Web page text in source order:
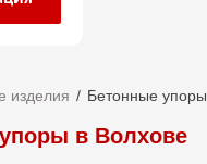
изделия Бетонные упоры
в Волхове